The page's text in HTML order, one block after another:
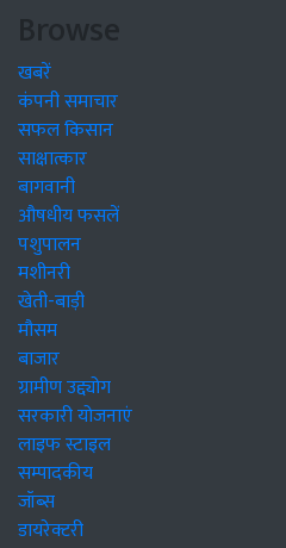
Browse
खबरें
कंपनी समाचार
सफल किसान
साक्षात्कार
बागवानी
औषधीय फसलें
पशुपालन
मशीनरी
खेती-बाड़ी
मौसम
बाजार
ग्रामीण उद्द्योग
सरकारी योजनाएं
लाइफ स्टाइल
सम्पादकीय
जॉब्स
डायरेक्टरी